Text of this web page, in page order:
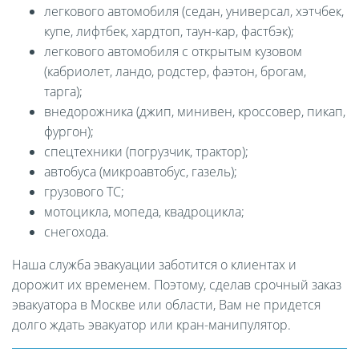
легкового автомобиля (седан, универсал, хэтчбек,
купе, лифтбек, хардтоп, таун-кар, фастбэк);
легкового автомобиля с открытым кузовом
(кабриолет, ландо, родстер, фаэтон, брогам,
тарга);
внедорожника (джип, минивен, кроссовер, пикап,
фургон);
спецтехники (погрузчик, трактор);
автобуса (микроавтобус, газель);
грузового ТС;
мотоцикла, мопеда, квадроцикла;
снегохода.
Наша служба эвакуации заботится о клиентах и
дорожит их временем. Поэтому, сделав срочный заказ
эвакуатора в Москве или области, Вам не придется
долго ждать эвакуатор или кран-манипулятор.